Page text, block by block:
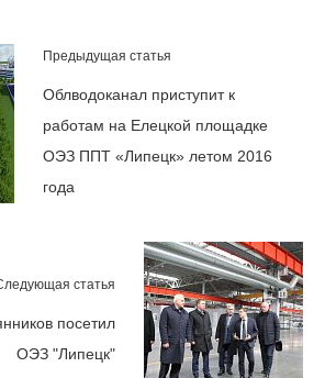
Предыдущая статья
Облводоканал приступит к
работам на Елецкой площадке
ОЭЗ ППТ «Липецк» летом 2016
года
статья
посетил
ОЭЗ "Липецк"